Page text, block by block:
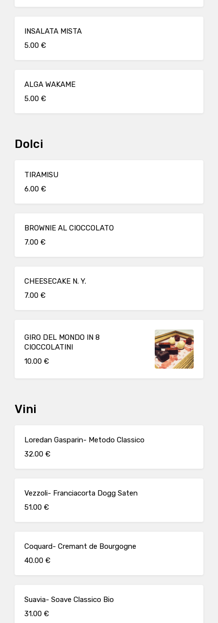
INSALATA MISTA
5.00 €
ALGA WAKAME
5.00 €
Dolci
TIRAMISU
6.00 €
BROWNIE AL CIOCCOLATO
7.00 €
CHEESECAKE N. Y.
7.00 €
GIRO DEL MONDO IN 8
CIOCCOLATINI
10.00 €
Vini
Loredan Gasparin- Metodo Classico
32.00 €
Vezzoli- Franciacorta Dogg Saten
51.00 €
Coquard- Cremant de Bourgogne
40.00 €
Suavia- Soave Classico Bio
31.00 €